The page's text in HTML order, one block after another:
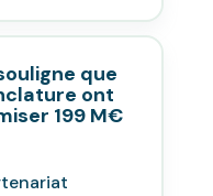
que
ont
199 M€